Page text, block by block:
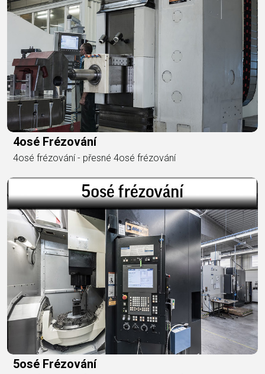
4osé Frézování
4osé frézování - přesné 4osé frézování
5osé Frézování